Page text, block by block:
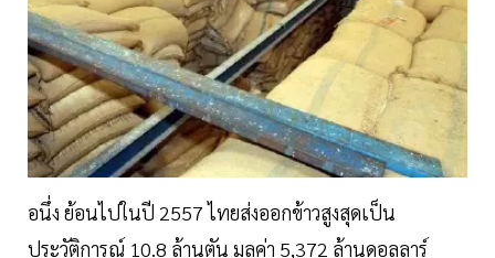
อนึ่ง ย้อนไปในปี 2557 ไทยส่งออกข้าวสูงสุดเป็น
ประวัติการณ์ 10.8 ล้านตัน มูลค่า 5,372 ล้านดอลลาร์